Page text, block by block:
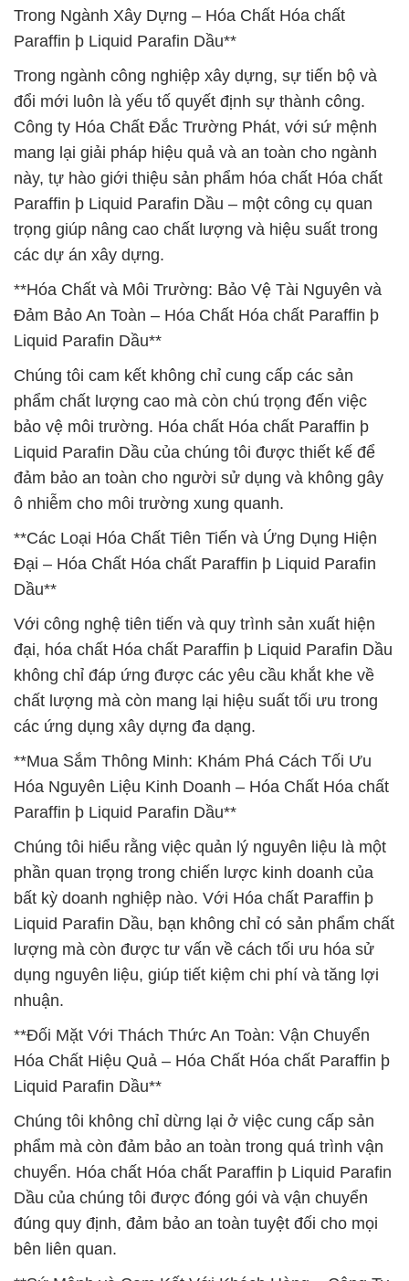
Trong Ngành Xây Dựng – Hóa Chất Hóa chất
Paraffin þ Liquid Parafin Dầu**
Trong ngành công nghiệp xây dựng, sự tiến bộ và
đổi mới luôn là yếu tố quyết định sự thành công.
Công ty Hóa Chất Đắc Trường Phát, với sứ mệnh
mang lại giải pháp hiệu quả và an toàn cho ngành
này, tự hào giới thiệu sản phẩm hóa chất Hóa chất
Paraffin þ Liquid Parafin Dầu – một công cụ quan
trọng giúp nâng cao chất lượng và hiệu suất trong
các dự án xây dựng.
**Hóa Chất và Môi Trường: Bảo Vệ Tài Nguyên và
Đảm Bảo An Toàn – Hóa Chất Hóa chất Paraffin þ
Liquid Parafin Dầu**
Chúng tôi cam kết không chỉ cung cấp các sản
phẩm chất lượng cao mà còn chú trọng đến việc
bảo vệ môi trường. Hóa chất Hóa chất Paraffin þ
Liquid Parafin Dầu của chúng tôi được thiết kế để
đảm bảo an toàn cho người sử dụng và không gây
ô nhiễm cho môi trường xung quanh.
**Các Loại Hóa Chất Tiên Tiến và Ứng Dụng Hiện
Đại – Hóa Chất Hóa chất Paraffin þ Liquid Parafin
Dầu**
Với công nghệ tiên tiến và quy trình sản xuất hiện
đại, hóa chất Hóa chất Paraffin þ Liquid Parafin Dầu
không chỉ đáp ứng được các yêu cầu khắt khe về
chất lượng mà còn mang lại hiệu suất tối ưu trong
các ứng dụng xây dựng đa dạng.
**Mua Sắm Thông Minh: Khám Phá Cách Tối Ưu
Hóa Nguyên Liệu Kinh Doanh – Hóa Chất Hóa chất
Paraffin þ Liquid Parafin Dầu**
Chúng tôi hiểu rằng việc quản lý nguyên liệu là một
phần quan trọng trong chiến lược kinh doanh của
bất kỳ doanh nghiệp nào. Với Hóa chất Paraffin þ
Liquid Parafin Dầu, bạn không chỉ có sản phẩm chất
lượng mà còn được tư vấn về cách tối ưu hóa sử
dụng nguyên liệu, giúp tiết kiệm chi phí và tăng lợi
nhuận.
**Đối Mặt Với Thách Thức An Toàn: Vận Chuyển
Hóa Chất Hiệu Quả – Hóa Chất Hóa chất Paraffin þ
Liquid Parafin Dầu**
Chúng tôi không chỉ dừng lại ở việc cung cấp sản
phẩm mà còn đảm bảo an toàn trong quá trình vận
chuyển. Hóa chất Hóa chất Paraffin þ Liquid Parafin
Dầu của chúng tôi được đóng gói và vận chuyển
đúng quy định, đảm bảo an toàn tuyệt đối cho mọi
bên liên quan.